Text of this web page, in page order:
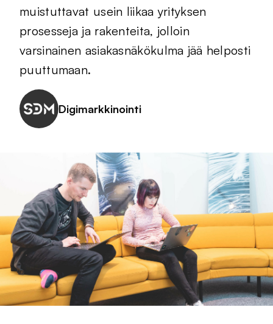
muistuttavat usein liikaa yrityksen
prosesseja ja rakenteita, jolloin
varsinainen asiakasnäkökulma jää helposti
puuttumaan.
Digimarkkinointi